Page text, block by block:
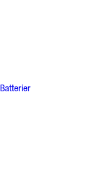
Batterier